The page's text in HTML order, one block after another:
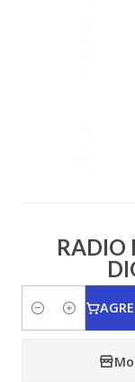
RADIO
Cantidad